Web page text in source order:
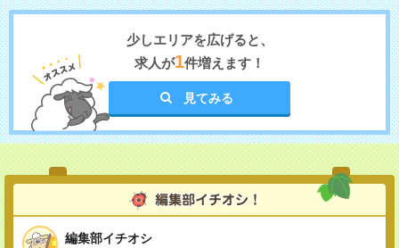
少しエリアを広げると、
求人が1件増えます！
見てみる
編集部イチオシ